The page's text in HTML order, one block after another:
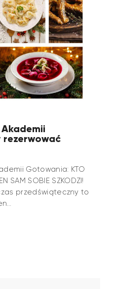
Gotowania: KTO
SAM SOBIE SZKODZI!
przedświąteczny to